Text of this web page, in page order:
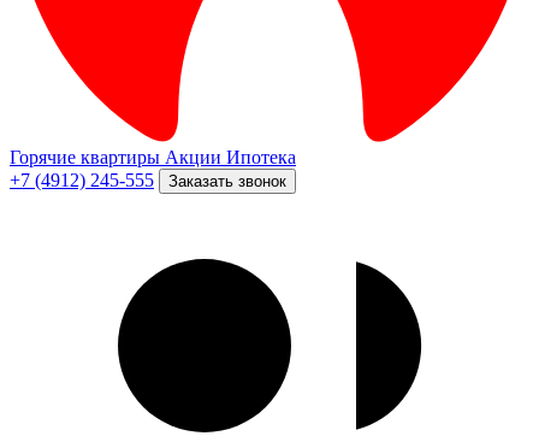
Горячие квартиры Акции Ипотека
+7 (4912) 245-555
Заказать звонок